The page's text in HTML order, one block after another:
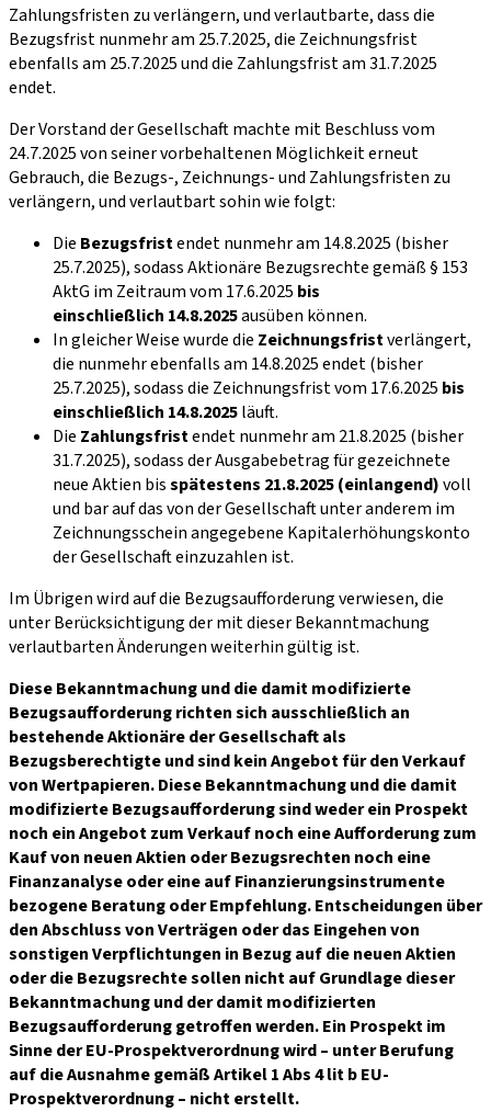
Zahlungsfristen zu verlängern, und verlautbarte, dass die
Bezugsfrist nunmehr am 25.7.2025, die Zeichnungsfrist
ebenfalls am 25.7.2025 und die Zahlungsfrist am 31.7.2025
endet.
Der Vorstand der Gesellschaft machte mit Beschluss vom
24.7.2025 von seiner vorbehaltenen Möglichkeit erneut
Gebrauch, die Bezugs-, Zeichnungs- und Zahlungsfristen zu
verlängern, und verlautbart sohin wie folgt:
Die Bezugsfristendet nunmehr am 14.8.2025 (bisher
25.7.2025), sodass Aktionäre Bezugsrechte gemäß § 153
AktG im Zeitraum vom 17.6.2025 bis
einschließlich 14.8.2025ausüben können.
In gleicher Weise wurde die Zeichnungsfristverlängert,
die nunmehr ebenfalls am 14.8.2025 endet (bisher
25.7.2025), sodass die Zeichnungsfrist vom 17.6.2025 bis
einschließlich 14.8.2025läuft.
Die Zahlungsfristendet nunmehr am 21.8.2025 (bisher
31.7.2025), sodass der Ausgabebetrag für gezeichnete
neue Aktien bisspätestens 21.8.2025 (einlangend)voll
und bar auf das von der Gesellschaft unter anderem im
Zeichnungsschein angegebene Kapitalerhöhungskonto
der Gesellschaft einzuzahlen ist.
Im Übrigen wird auf die Bezugsaufforderung verwiesen, die
unter Berücksichtigung der mit dieser Bekanntmachung
verlautbarten Änderungen weiterhin gültig ist.
Diese Bekanntmachung und die damit modifizierte
Bezugsaufforderung richten sich ausschließlich an
bestehende Aktionäre der Gesellschaft als
Bezugsberechtigte und sind kein Angebot für den Verkauf
von Wertpapieren. Diese Bekanntmachung und die damit
modifizierte Bezugsaufforderung sind weder ein Prospekt
noch ein Angebot zum Verkauf noch eine Aufforderung zum
Kauf von neuen Aktien oder Bezugsrechten noch eine
Finanzanalyse oder eine auf Finanzierungsinstrumente
bezogene Beratung oder Empfehlung. Entscheidungen über
den Abschluss von Verträgen oder das Eingehen von
sonstigen Verpflichtungen in Bezug auf die neuen Aktien
oder die Bezugsrechte sollen nicht auf Grundlage dieser
Bekanntmachung und der damit modifizierten
Bezugsaufforderung getroffen werden. Ein Prospekt im
Sinne der EU-Prospektverordnung wird – unter Berufung
auf die Ausnahme gemäß Artikel 1 Abs 4 lit b EU-
Prospektverordnung – nicht erstellt.